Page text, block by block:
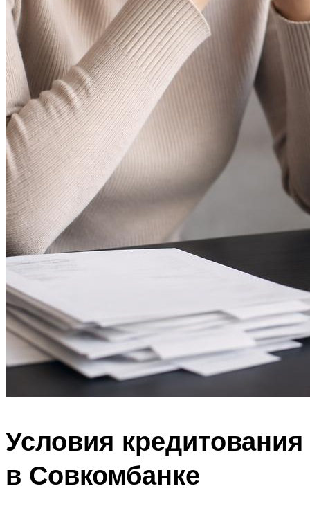
Условия кредитования
в Совкомбанке